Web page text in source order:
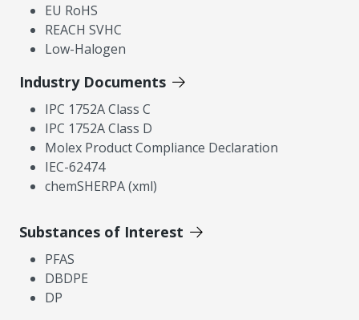
EU RoHS
REACH SVHC
Low-Halogen
Industry Documents
IPC 1752A Class C
IPC 1752A Class D
Molex Product Compliance Declaration
IEC-62474
chemSHERPA (xml)
Substances of Interest
PFAS
DBDPE
DP